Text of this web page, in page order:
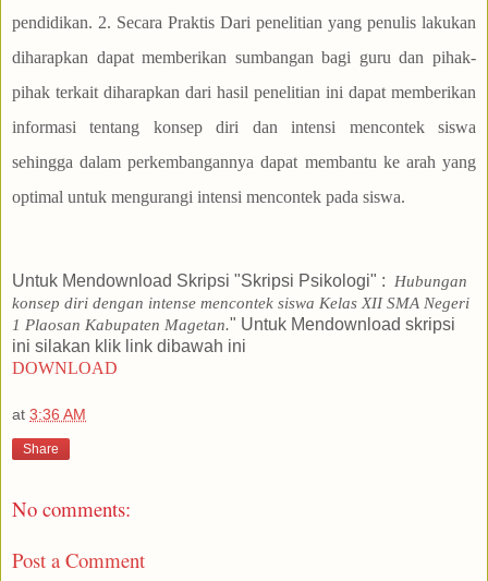
Untuk Mendownload Skripsi "Skripsi Psikologi" :
Hubungan
konsep diri dengan intense mencontek siswa Kelas XII SMA Negeri
1 Plaosan Kabupaten Magetan." Untuk Mendownload skripsi
ini silakan klik link dibawah ini
DOWNLOAD
at 3:36 AM
Share
No comments:
Post a Comment